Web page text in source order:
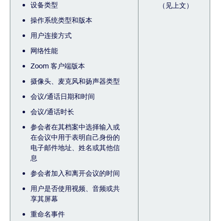
设备类型
操作系统类型和版本
用户连接方式
网络性能
Zoom 客户端版本
摄像头、麦克风和扬声器类型
会议/通话日期和时间
会议/通话时长
参会者在其档案中选择输入或
在会议中用于表明自己身份的
电子邮件地址、姓名或其他信
息
参会者加入和离开会议的时间
用户是否使用视频、音频或共
享其屏幕
重命名事件
（见上文）